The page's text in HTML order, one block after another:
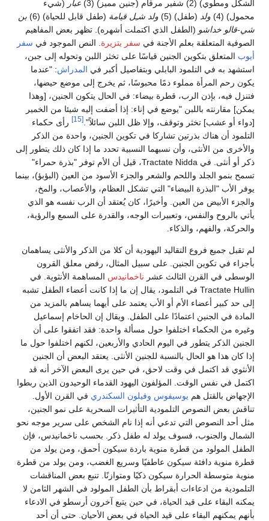
الشكل ومطوي) (2) شفير مرقام (جنين مميز) (3)
عبار
(شيء
محمول) (4)
ولد (طفل) (5) ولد شـِل قيامة (طفل قابل للحياة) (6)
بن
شي-قالو خداشو (الطفل الذي اكتملت أشهره). تظهر بعض المفاهيم
الصوفية المتعلقة بعلم الأجنة في سفر يتزيرة . النص الموجود في سفر
أيوب المتعلق بتكوين الجنين قياسًا على تخثر اللبن وتحوله إلى جبن،
استشهد به في التلمود البابلي وبتفاصيل أكبر في المدراش: "عندما
يكون رحم المرأة مملوء دمًا محبوسًا، ثم يخرج إلى موضع حيضها،
فتنزل فيه، بإذن الرب، قطرة بيضاء: في الحال يتكون الجنين، [وهذا
يمكن] مقارنته باللبن "يوضع في إناء: إذا أضفت إليه شيئا من الخمير
[دواء أو عشب] تخثر وتوقف، وإلا ظل اللبن سائلاً". [15]
رأى حكماء
التلمود أن هناك بذرتين تشاركا في تكوين الجنين، واحدة من الذكر
والأخرى من الأنثى، وأن نسبهما النسبية تحدد ما إذا كان ذلك يتطور إلى
ذكر أو أنثى. في Tractate Nidda، قيل أن الأم توفر "بذرة حمراء"
تسمح بنمو الجلد واللحم والشعر والجزء الأسود من العين (البؤبؤ)، بينما
يوفر الأب "البذرة البيضاء" التي تشكل العظام، والأعصاب، والمخ،
والجزء الأبيض من العين. وأخيرًا، كان يُعتقد أن الرب نفسه هو الذي
يأتي بالروح والنفس، وتعبيرات الوجه، والقدرة على السمع والرؤية،
والحركة، والفهم، والذكاء.
لم تقبل جميع فروع التقاليد اليهودية أن كلا من الذكر والأنثى يساهمان
بأجزاء في تكوين الجنين. على سبيل المثال، رفض معلق القرون
الوسطى في القرن الثالث عشر ناخمانيدس المساهمة الأنثوية. في
Tractate Hullin في التلمود، يقال إن ما إذا كانت أعضاء الطفل تشبه
إلى حد كبير أعضاء الأم أو الأب يعتمد على أيهما يساهم بالمزيد من
المادة في الجنين اعتمادًا على الطفل. ويقال إن الحاخام إسماعيل
وغيره من الحكماء اختلفوا حول مسألة واحدة: فقد اتفقوا على أن
الجنين الذكر يتطور في اليوم الحادي والأربعين، لكنهم اختلفوا حول ما
إذا كان هذا هو الحال بالنسبة للجنين الأنثى. يعتقد البعض أن الجنين
الأنثوي قد اكتمل في وقت لاحق، في حين يرى البعض الآخر أنه قد
اكتمل في نفس الوقت. المؤلفون اليهود القدماء الوحيدون الذين ربطوا
الإجهاض بالقتل هم يوسيفوس وفيلون السكندري في القرن الأول.
تناقش بعض النصوص التلمودية التأثيرات السحرية على نمو الجنين،
مثل أحد النصوص التي تدعي أنه إذا نام الشخص على سرير موجه نحو
الشمال والجنوب، فسوف يولد له طفل ذكر. بحسب ناخمانيدس، فإن
الطفل المولود من قطرة منوية باردة سيكون أحمق، ومن يولد من
قطرة منوية دافئة سيكون عاطفيًا وسريع الغضب، ومن يولد من قطرة
منوية متوسطة الحرارة سيكون ذكيًا ومتوازنًا. تنبع بعض المناقشات
التلمودية من ادعاءات أبقراط بأن الطفل المولود في الشهر الثامن لا
يمكنه البقاء على قيد الحياة، في حين يتبع آخرون أرسطو في الادعاء
بأنهم يمكنهم البقاء على قيد الحياة في بعض الأحيان. حتى أن أحد